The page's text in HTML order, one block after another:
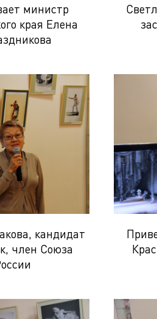
министр
края Елена
кандидат
член Союза